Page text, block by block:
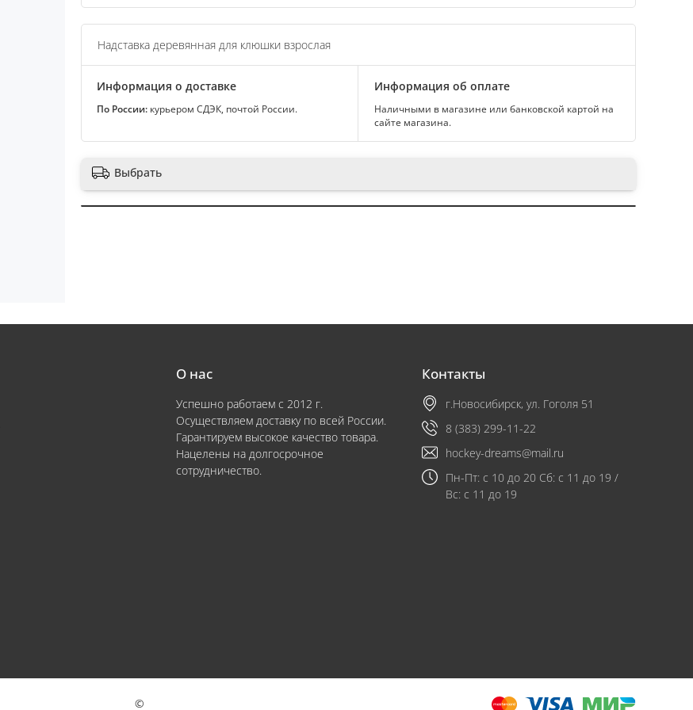
Надставка деревянная для клюшки взрослая
Информация о доставке
По России: курьером СДЭК, почтой России.
Информация об оплате
Наличными в магазине или банковской картой на
сайте магазина.
Выбрать
О нас
Успешно работаем с 2012 г.
Осуществляем доставку по всей России.
Гарантируем высокое качество товара.
Нацелены на долгосрочное
сотрудничество.
Контакты
г.Новосибирск, ул. Гоголя 51
8 (383) 299-11-22
hockey-dreams@mail.ru
Пн-Пт: с 10 до 20 Сб: с 11 до 19 /
Вс: с 11 до 19
©